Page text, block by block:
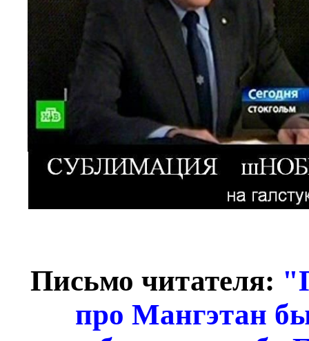
Письмо читателя:
про Мангэтан